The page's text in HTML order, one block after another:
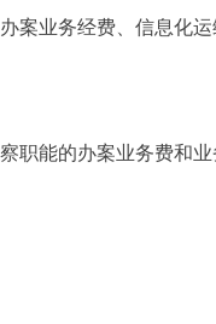
业务经费、信息化运
能的办案业务费和业